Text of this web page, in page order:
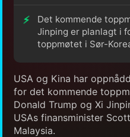
Det kommende
Jinping er planlagt i
toppmøtet i Sør-
USA og Kina har
for det kommende
Donald Trump og Xi
USAs finansminister
Malaysia.